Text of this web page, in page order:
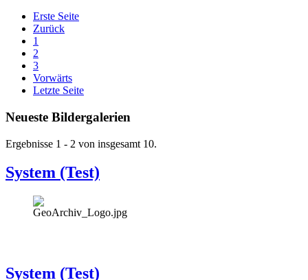
Erste Seite
Zurück
1
2
3
Vorwärts
Letzte Seite
Neueste Bildergalerien
Ergebnisse 1 - 2 von insgesamt 10.
System (Test)
System (Test)